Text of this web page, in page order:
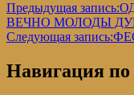
Предыдущая запись:
ВЕЧНО МОЛОДЫ
Следующая запись:
Навигация по